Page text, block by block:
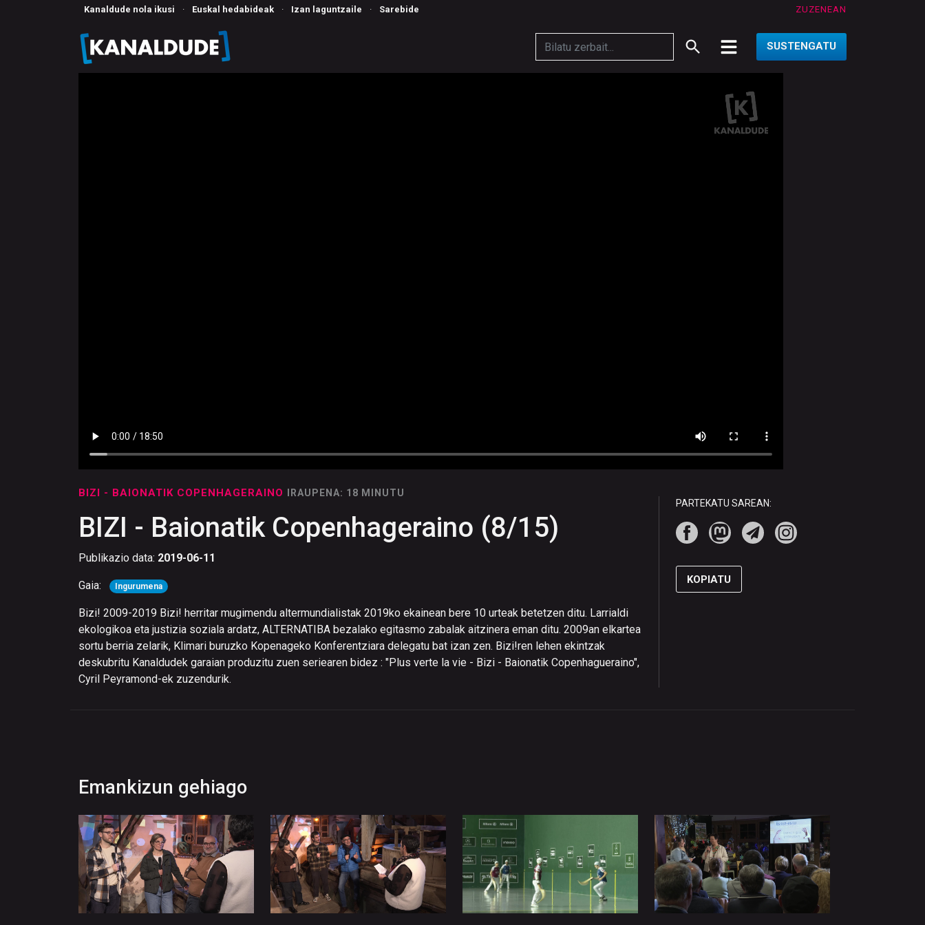
Kanaldude nola ikusi · Euskal hedabideak · Izan laguntzaile · Sarebide ZUZENEAN
SUSTENGATU
BIZI - BAIONATIK COPENHAGERAINO IRAUPENA: 18 MINUTU
BIZI - Baionatik Copenhageraino (8/15)
Publikazio data: 2019-06-11
Gaia: Ingurumena
Bizi! 2009-2019 Bizi! herritar mugimendu altermundialistak 2019ko ekainean bere 10 urteak betetzen ditu. Larrialdi
ekologikoa eta justizia soziala ardatz, ALTERNATIBA bezalako egitasmo zabalak aitzinera eman ditu. 2009an elkartea
sortu berria zelarik, Klimari buruzko Kopenageko Konferentziara delegatu bat izan zen. Bizi!ren lehen ekintzak
deskubritu Kanaldudek garaian produzitu zuen seriearen bidez : "Plus verte la vie - Bizi - Baionatik Copenhagueraino",
Cyril Peyramond-ek zuzendurik.
PARTEKATU SAREAN:
KOPIATU
Emankizun gehiago